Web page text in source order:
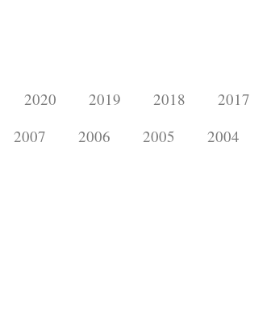
2020 2019 2018 2017
2007 2006 2005 2004